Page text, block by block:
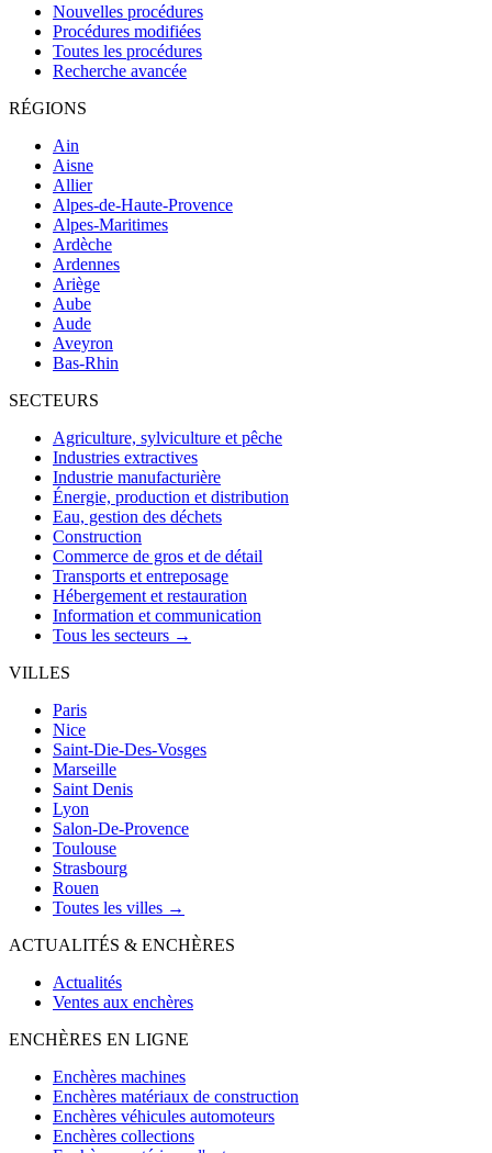
Nouvelles procédures
Procédures modifiées
Toutes les procédures
Recherche avancée
RÉGIONS
Ain
Aisne
Allier
Alpes-de-Haute-Provence
Alpes-Maritimes
Ardèche
Ardennes
Ariège
Aube
Aude
Aveyron
Bas-Rhin
SECTEURS
Agriculture, sylviculture et pêche
Industries extractives
Industrie manufacturière
Énergie, production et distribution
Eau, gestion des déchets
Construction
Commerce de gros et de détail
Transports et entreposage
Hébergement et restauration
Information et communication
Tous les secteurs →
VILLES
Paris
Nice
Saint-Die-Des-Vosges
Marseille
Saint Denis
Lyon
Salon-De-Provence
Toulouse
Strasbourg
Rouen
Toutes les villes →
ACTUALITÉS & ENCHÈRES
Actualités
Ventes aux enchères
ENCHÈRES EN LIGNE
Enchères machines
Enchères matériaux de construction
Enchères véhicules automoteurs
Enchères collections